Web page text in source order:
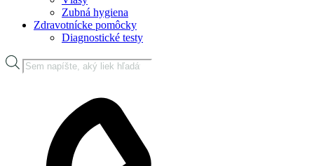
Zubná hygiena
Zdravotnícke pomôcky
Diagnostické testy
Products
search